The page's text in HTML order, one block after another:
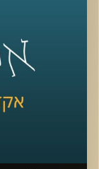
לשיחה על
לשיחה על